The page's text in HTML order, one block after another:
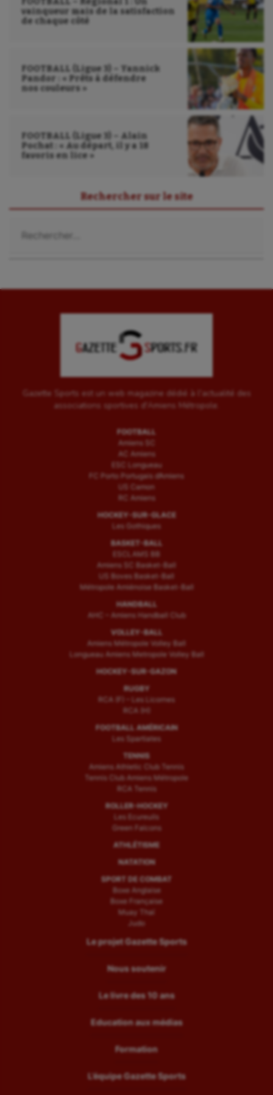
vainqueur mais de la satisfaction
de chaque côté
FOOTBALL (Ligue 3) – Yannick
Pandor : « Prêts à défendre
nos couleurs »
FOOTBALL (Ligue 3) – Alain
Pochat : « Au départ, il y a 18
favoris en lice »
Rechercher sur le site
Gazette Sports est un web magazine dédié à l'actualité des
associations sportives d'Amiens Métropole.
FOOTBALL
Amiens SC
AC Amiens
ESC Longueau
FC Porto Portugais d’Amiens
US Camon
RC Amiens
HOCKEY-SUR-GLACE
Les Gothiques
BASKET-BALL
ESCLAMS BB
Amiens SC Basket-Ball
US Boves Basket-Ball
Métropole Amiénoise Basket-Ball
HANDBALL
AHC – Amiens Handball Club
VOLLEY-BALL
Amiens Métropole Volley Ball
Longueau Amiens Metropole Volley Ball
HOCKEY-SUR-GAZON
RUGBY
RCA (F) – Les Licornes
RCA (H)
FOOTBALL AMÉRICAIN
Les Spartiates
TENNIS
Amiens Athletic Club Tennis
Tennis Club Amiens Métropole
RCA Tennis
ROLLER-HOCKEY
Les Ecureuils
Green Falcons
ATHLÉTISME
NATATION
SPORT DE COMBAT
Boxe Anglaise
Boxe Française
Muay Thaï
Judo
Le projet Gazette Sports
Nous soutenir
Le livre des 10 ans
Education aux médias
Formation
L’équipe Gazette Sports